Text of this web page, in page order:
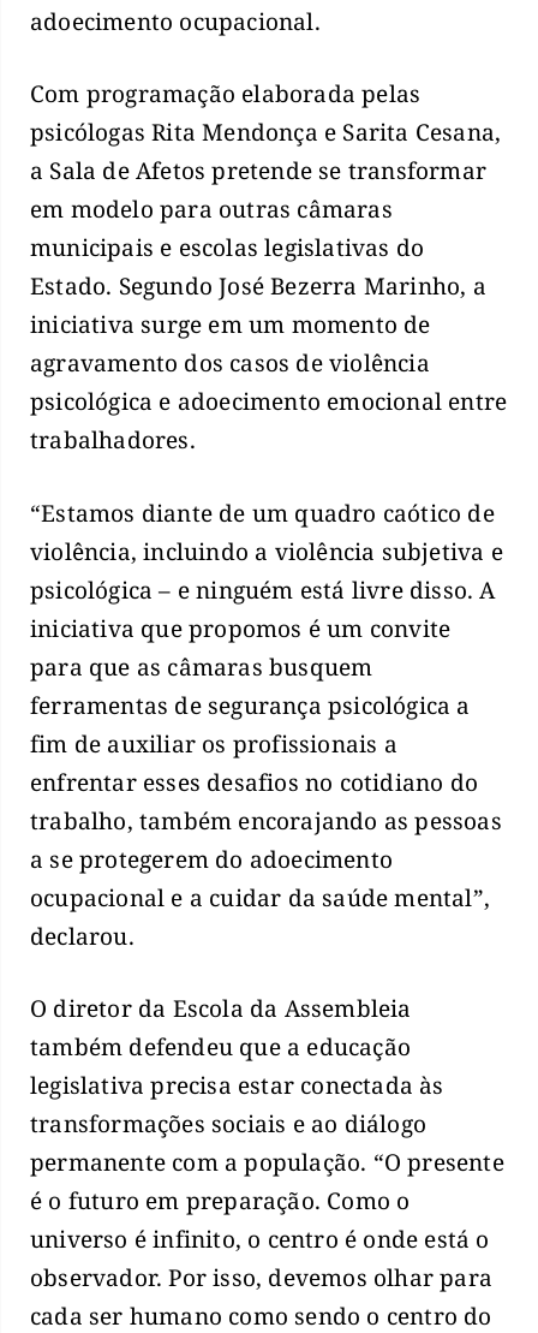
adoecimento ocupacional.
Com programação elaborada pelas
psicólogas Rita Mendonça e Sarita Cesana,
a Sala de Afetos pretende se transformar
em modelo para outras câmaras
municipais e escolas legislativas do
Estado. Segundo José Bezerra Marinho, a
iniciativa surge em um momento de
agravamento dos casos de violência
psicológica e adoecimento emocional entre
trabalhadores.
“Estamos diante de um quadro caótico de
violência, incluindo a violência subjetiva e
psicológica – e ninguém está livre disso. A
iniciativa que propomos é um convite
para que as câmaras busquem
ferramentas de segurança psicológica a
fim de auxiliar os profissionais a
enfrentar esses desafios no cotidiano do
trabalho, também encorajando as pessoas
a se protegerem do adoecimento
ocupacional e a cuidar da saúde mental”,
declarou.
O diretor da Escola da Assembleia
também defendeu que a educação
legislativa precisa estar conectada às
transformações sociais e ao diálogo
permanente com a população. “O presente
é o futuro em preparação. Como o
universo é infinito, o centro é onde está o
observador. Por isso, devemos olhar para
cada ser humano como sendo o centro do